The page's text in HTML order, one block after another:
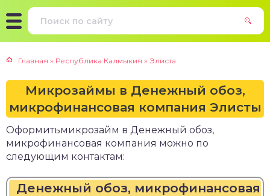
Главная » Республика Калмыкия » Элиста
Микрозаймы в Денежный обоз,
микрофинансовая компания Элисты
Оформитьмикрозайм в Денежный обоз,
микрофинансовая компания можно по
следующим контактам:
Денежный обоз, микрофинансовая